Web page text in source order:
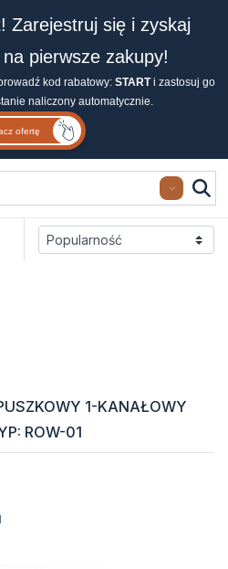
Zarejestruj się i zyskaj
pierwsze zakupy!
kod rabatowy: STARTi zastosuj go
naliczony automatycznie.
ofertę
Search
1-KANAŁOWY
ROW-01